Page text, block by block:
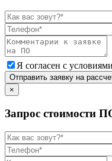
Я согласен с условиями
Отправить заявку на
×
Запрос стоимости